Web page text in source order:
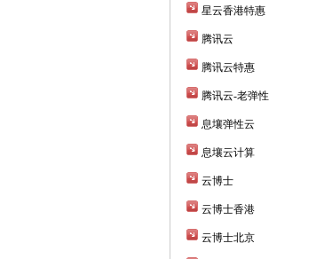
星云香港特惠
腾讯云
腾讯云特惠
腾讯云-老弹性
息壤弹性云
息壤云计算
云博士
云博士香港
云博士北京